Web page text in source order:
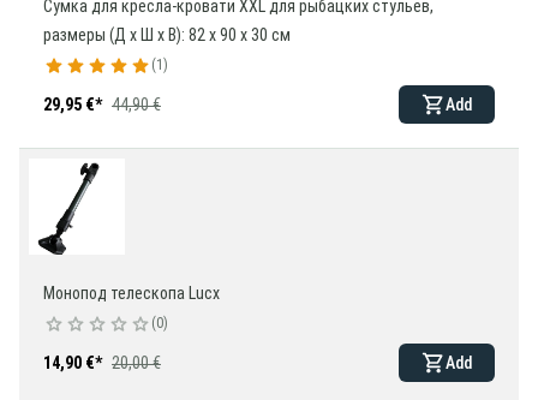
Сумка для кресла-кровати XXL для рыбацких стульев,
размеры (Д х Ш х В): 82 x 90 x 30 см
1
29,95 €* 44,90 € Add
Монопод телескопа Lucx
0
14,90 €* 20,00 € Add